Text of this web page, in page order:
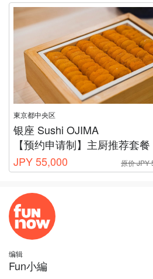
東京都中央区
银座 Sushi OJIMA
【预约申请制】主厨推荐套餐｜含伴手
原价 JPY
JPY 55,000
编辑
Fun小編